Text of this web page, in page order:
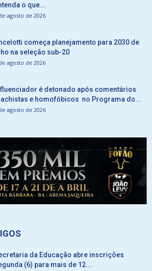
o que...
agosto de 2026
começa planejamento para 2030 de
na seleção sub-20
agosto de 2026
é detonado após comentários
e homofóbicos no Programa do...
agosto de 2026
da Educação abre inscrições
(6) para mais de 12...